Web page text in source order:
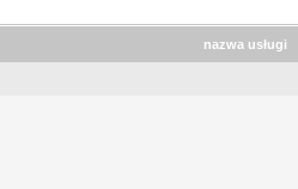
nazwa usługi